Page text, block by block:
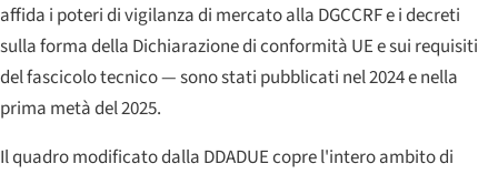
affida i poteri di vigilanza di mercato alla DGCCRF e i decreti
sulla forma della Dichiarazione di conformità UE e sui requisiti
del fascicolo tecnico — sono stati pubblicati nel 2024 e nella
prima metà del 2025.
Il quadro modificato dalla DDADUE copre l'intero ambito di